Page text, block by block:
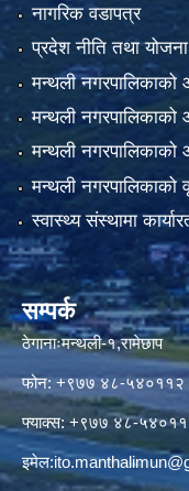
नागरिक वडापत्र
प्रदेश नीति तथा
मन्थली
मन्थली
मन्थली
मन्थली नगरपालिकाको
स्वास्थ्य संस्थामा
सम्पर्क
ठेगानाःमन्थली-१,रामेछाप
फोन: +९७७ ४८-५४०११२
फ्याक्स: +९७७ ४८-
इमेल: